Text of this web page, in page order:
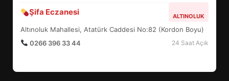
Şifa Eczanesi ALTINOLUK
Altınoluk Mahallesi, Atatürk Caddesi No:82 (Kordon Boyu)
0266 396 33 44
24 Saat Açık
6
MEYDANLARA TAŞTI
SEFERBERLİĞİ: TÜM İLÇE